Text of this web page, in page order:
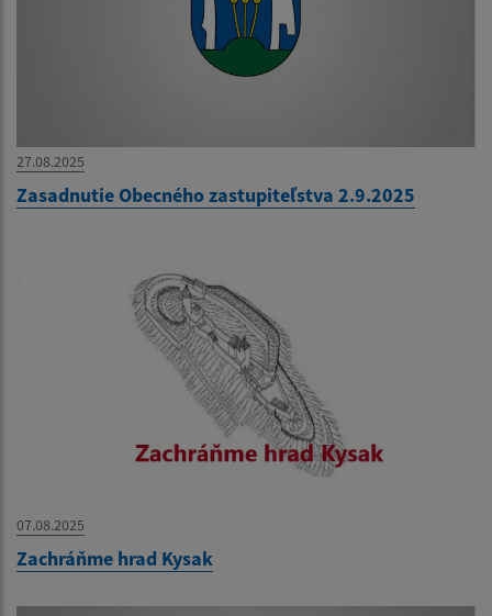
27.08.2025
Zasadnutie Obecného zastupiteľstva 2.9.2025
07.08.2025
Zachráňme hrad Kysak